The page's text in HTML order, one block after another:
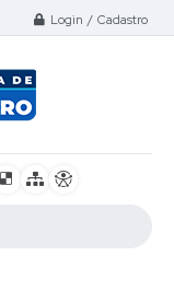
Login / Cadastro